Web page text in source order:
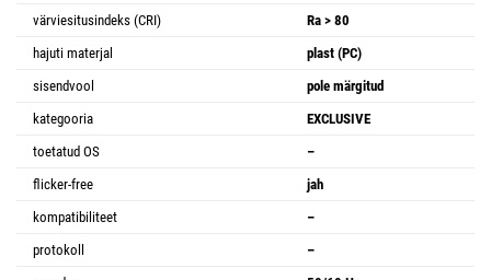
värviesitusindeks (CRI)
Ra > 80
hajuti materjal
plast (PC)
sisendvool
pole märgitud
kategooria
EXCLUSIVE
toetatud OS
–
flicker-free
jah
kompatibiliteet
–
protokoll
–